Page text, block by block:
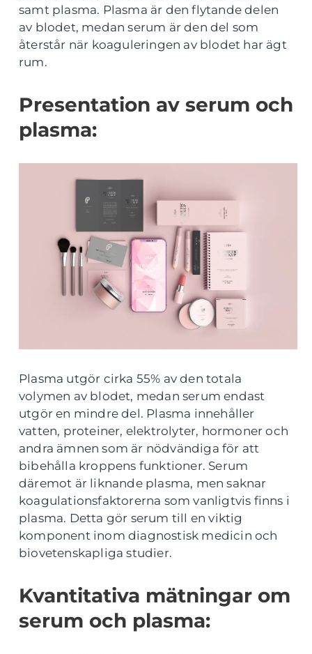
samt plasma. Plasma är den flytande delen
av blodet, medan serum är den del som
återstår när koaguleringen av blodet har ägt
rum.
Presentation av serum och
plasma:
Plasma utgör cirka 55% av den totala
volymen av blodet, medan serum endast
utgör en mindre del. Plasma innehåller
vatten, proteiner, elektrolyter, hormoner och
andra ämnen som är nödvändiga för att
bibehålla kroppens funktioner. Serum
däremot är liknande plasma, men saknar
koagulationsfaktorerna som vanligtvis finns i
plasma. Detta gör serum till en viktig
komponent inom diagnostisk medicin och
biovetenskapliga studier.
Kvantitativa mätningar om
serum och plasma: